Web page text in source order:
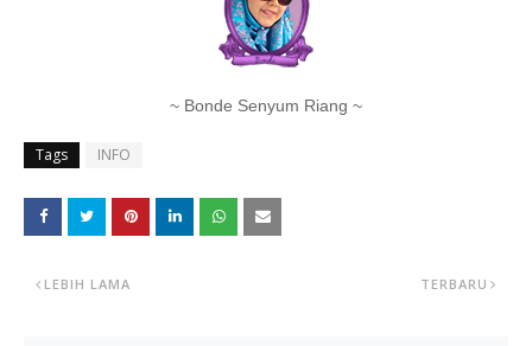
~ Bonde Senyum Riang ~
Tags INFO
TERBARU
LEBIH LAMA